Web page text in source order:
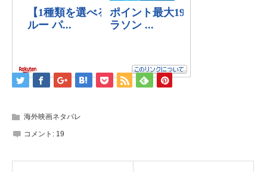
海外映画ネタバレ
コメント: 19